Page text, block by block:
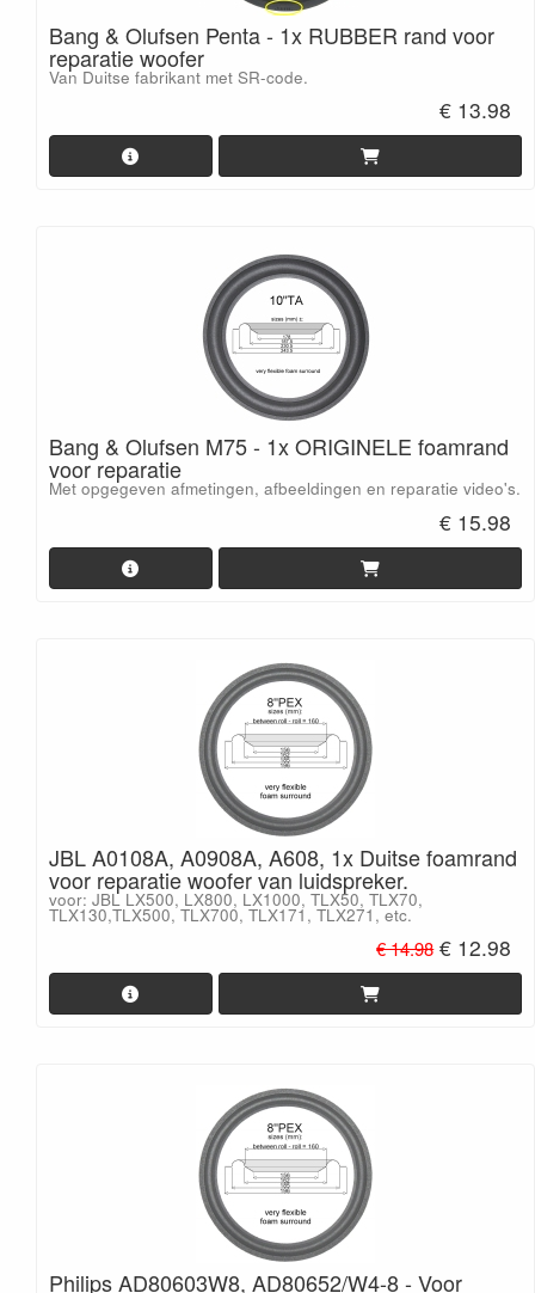
Bang & Olufsen Penta - 1x RUBBER rand voor
reparatie woofer
Van Duitse fabrikant met SR-code.
€ 13.98
Bang & Olufsen M75 - 1x ORIGINELE foamrand
voor reparatie
Met opgegeven afmetingen, afbeeldingen en reparatie video's.
€ 15.98
JBL A0108A, A0908A, A608, 1x Duitse foamrand
voor reparatie woofer van luidspreker.
voor: JBL LX500, LX800, LX1000, TLX50, TLX70,
TLX130,TLX500, TLX700, TLX171, TLX271, etc.
€ 14.98 € 12.98
Philips AD80603W8, AD80652/W4-8 - Voor